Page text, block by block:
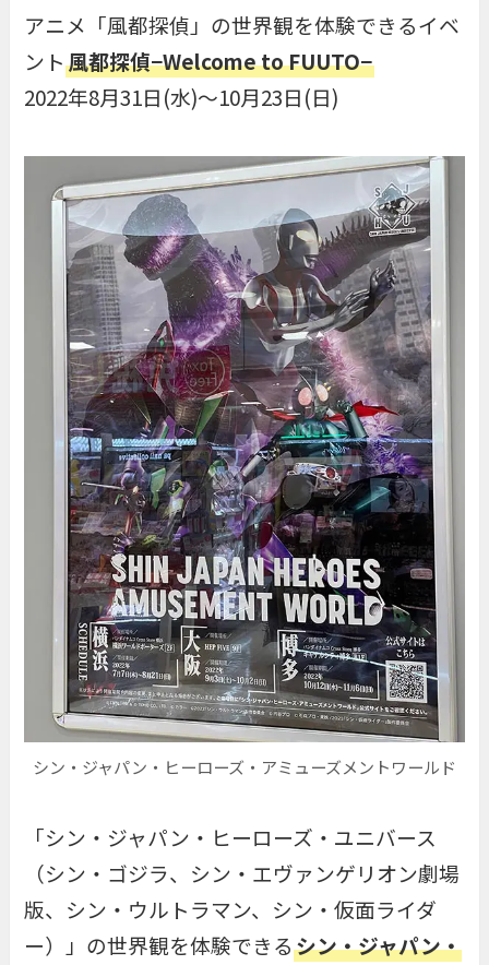
アニメ「風都探偵」の世界観を体験できるイベ
ント風都探偵−Welcome to FUUTO−
2022年8月31日(水)〜10月23日(日)
シン・ジャパン・ヒーローズ・アミューズメントワールド
「シン・ジャパン・ヒーローズ・ユニバース
（シン・ゴジラ、シン・エヴァンゲリオン劇場
版、シン・ウルトラマン、シン・仮面ライダ
ー）」の世界観を体験できるシン・ジャパン・